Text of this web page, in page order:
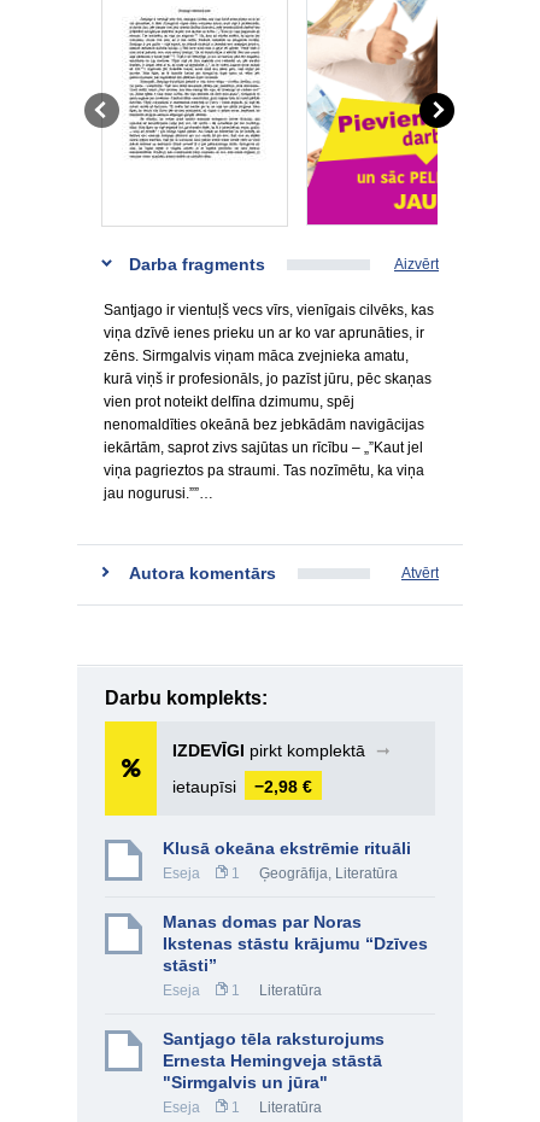
Darba fragments Aizvērt
Santjago ir vientuļš vecs vīrs, vienīgais cilvēks, kas
viņa dzīvē ienes prieku un ar ko var aprunāties, ir
zēns. Sirmgalvis viņam māca zvejnieka amatu,
kurā viņš ir profesionāls, jo pazīst jūru, pēc skaņas
vien prot noteikt delfīna dzimumu, spēj
nenomaldīties okeānā bez jebkādām navigācijas
iekārtām, saprot zivs sajūtas un rīcību – „”Kaut jel
viņa pagrieztos pa straumi. Tas nozīmētu, ka viņa
jau nogurusi.””…
Autora komentārs Atvērt
Darbu komplekts:
IZDEVĪGI pirkt komplektā
➞
ietaupīsi
−2,98 €
Klusā okeāna ekstrēmie rituāli
Eseja 1 Ģeogrāfija, Literatūra
Manas domas par Noras
Ikstenas stāstu krājumu “Dzīves
stāsti”
Eseja 1 Literatūra
Santjago tēla raksturojums
Ernesta Hemingveja stāstā
"Sirmgalvis un jūra"
Eseja 1 Literatūra